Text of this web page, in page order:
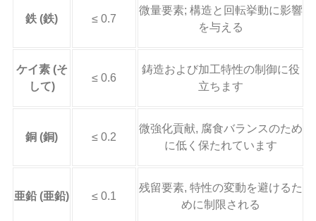
鉄 (鉄) ≤ 0.7
微量要素; 構造と回転挙動に影響
を与える
ケイ素 (そ
して)
≤ 0.6
鋳造および加工特性の制御に役
立ちます
銅 (銅) ≤ 0.2
微強化貢献, 腐食バランスのため
に低く保たれています
亜鉛 (亜鉛) ≤ 0.1
残留要素, 特性の変動を避けるた
めに制限される